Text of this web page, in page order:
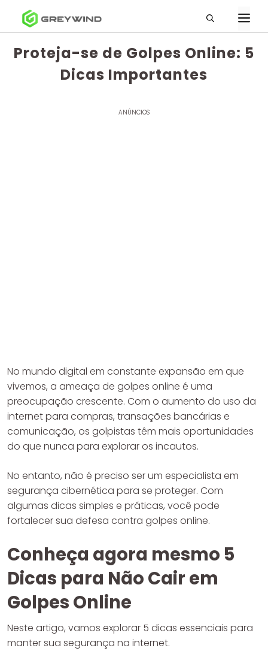
conteúdo
Proteja-se de Golpes Online: 5
Dicas Importantes
ANÚNCIOS
No mundo digital em constante expansão em que
vivemos, a ameaça de golpes online é uma
preocupação crescente. Com o aumento do uso da
internet para compras, transações bancárias e
comunicação, os golpistas têm mais oportunidades
do que nunca para explorar os incautos.
No entanto, não é preciso ser um especialista em
segurança cibernética para se proteger. Com
algumas dicas simples e práticas, você pode
fortalecer sua defesa contra golpes online.
Conheça agora mesmo 5
Dicas para Não Cair em
Golpes Online
Neste artigo, vamos explorar 5 dicas essenciais para
manter sua segurança na internet.